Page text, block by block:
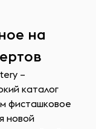
на
–
каталог
фисташковое
новой